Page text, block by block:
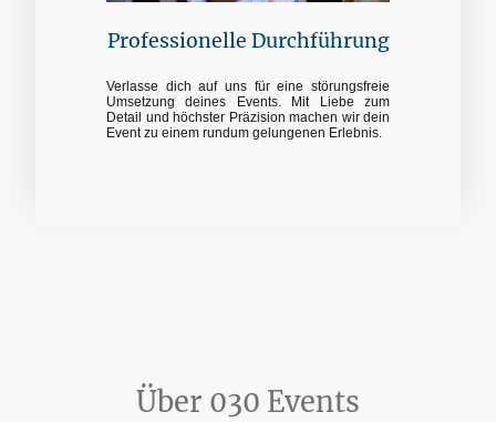
Professionelle Durchführung
Verlasse dich auf uns für eine störungsfreie
Umsetzung deines Events. Mit Liebe zum
Detail und höchster Präzision machen wir dein
Event zu einem rundum gelungenen Erlebnis.
Über 030 Events